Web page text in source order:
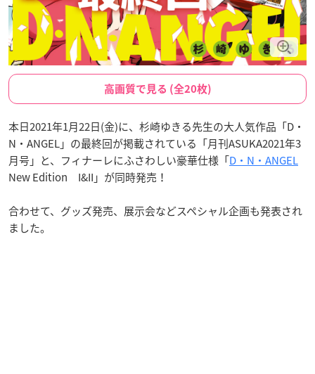
高画質で見る (全20枚)
本日2021年1月22日(金)に、杉崎ゆきる先生の大人気作品「D・
N・ANGEL」の最終回が掲載されている「月刊ASUKA2021年3
月号」と、フィナーレにふさわしい豪華仕様「D・N・ANGEL
New Edition I&II」が同時発売！
合わせて、グッズ発売、展示会などスペシャル企画も発表され
ました。